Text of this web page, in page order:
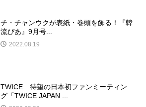
チ・チャンウクが表紙・巻頭を飾る！『韓
流ぴあ』9月号...
2022.08.19
TWICE 待望の日本初ファンミーティン
グ「TWICE JAPAN ...